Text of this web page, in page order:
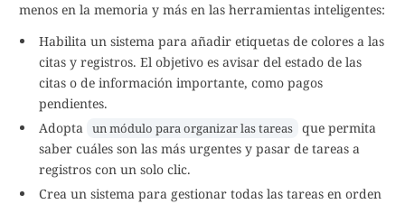
menos en la memoria y más en las herramientas inteligentes:
Habilita un sistema para añadir etiquetas de colores a las
citas y registros. El objetivo es avisar del estado de las
citas o de información importante, como pagos
pendientes.
Adopta un módulo para organizar las tareas que permita
saber cuáles son las más urgentes y pasar de tareas a
registros con un solo clic.
Crea un sistema para gestionar todas las tareas en orden